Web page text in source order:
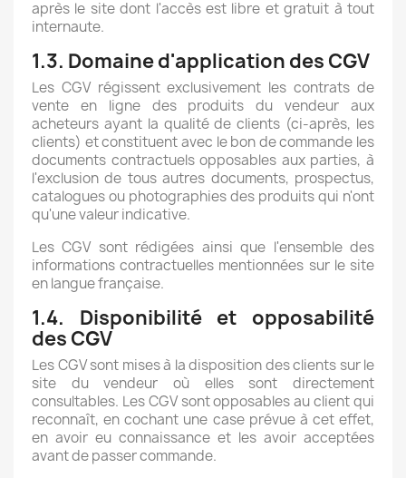
après le site dont l'accès est libre et gratuit à tout
internaute.
1.3. Domaine d'application des CGV
Les CGV régissent exclusivement les contrats de
vente en ligne des produits du vendeur aux
acheteurs ayant la qualité de clients (ci-après, les
clients) et constituent avec le bon de commande les
documents contractuels opposables aux parties, à
l'exclusion de tous autres documents, prospectus,
catalogues ou photographies des produits qui n'ont
qu'une valeur indicative.
Les CGV sont rédigées ainsi que l'ensemble des
informations contractuelles mentionnées sur le site
en langue française.
1.4. Disponibilité et opposabilité
des CGV
Les CGV sont mises à la disposition des clients sur le
site du vendeur où elles sont directement
consultables. Les CGV sont opposables au client qui
reconnaît, en cochant une case prévue à cet effet,
en avoir eu connaissance et les avoir acceptées
avant de passer commande.